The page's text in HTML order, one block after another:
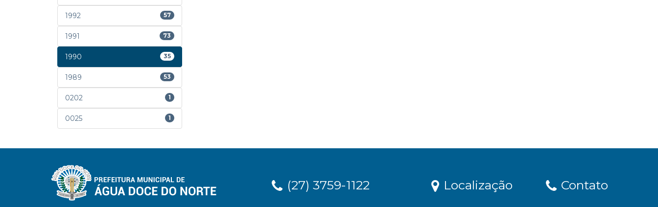
1992 57
1991 73
1990 35
1989 53
0202 1
0025 1
(27) 3759-1122 Localização Contato